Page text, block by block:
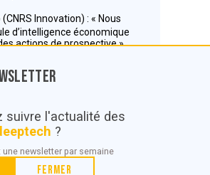
Innovation) : « Nous
d’intelligence économique
actions de prospective »
Media 2026
droits réservés.
Qui sommes nous ?
suivre l'actualité des
?
newsletter par semaine
Fermer